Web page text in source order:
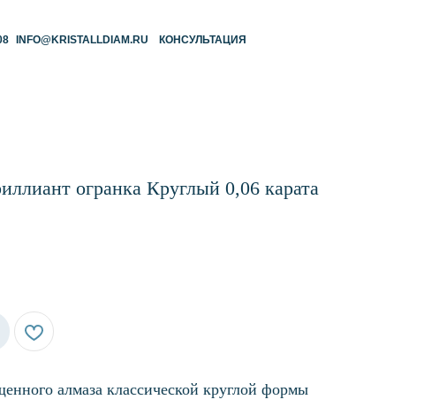
КОНСУЛЬТАЦИЯ
огранка Круглый 0,06 карата
алмаза классической круглой формы